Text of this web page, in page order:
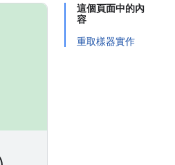
這個頁面中的內
容
重取樣器實作